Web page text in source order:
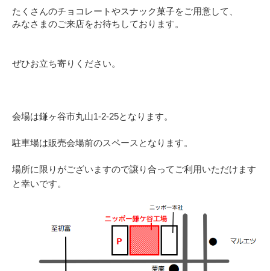
たくさんのチョコレートやスナック菓子をご用意して、
みなさまのご来店をお待ちしております。
ぜひお立ち寄りください。
会場は鎌ヶ谷市丸山1-2-25となります。
駐車場は販売会場前のスペースとなります。
場所に限りがございますので譲り合ってご利用いただけます
と幸いです。